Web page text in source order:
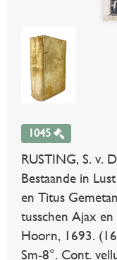
1045
RUSTING, S. v.
Bestaande in
en Titus
tusschen Ajax en
Hoorn, 1693.
Sm-8°. Cont.